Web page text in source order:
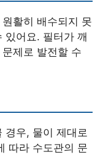
활히 배수되지 못
있어요. 필터가 깨
제로 발전할 수
경우, 물이 제대로
따라 수도관의 문